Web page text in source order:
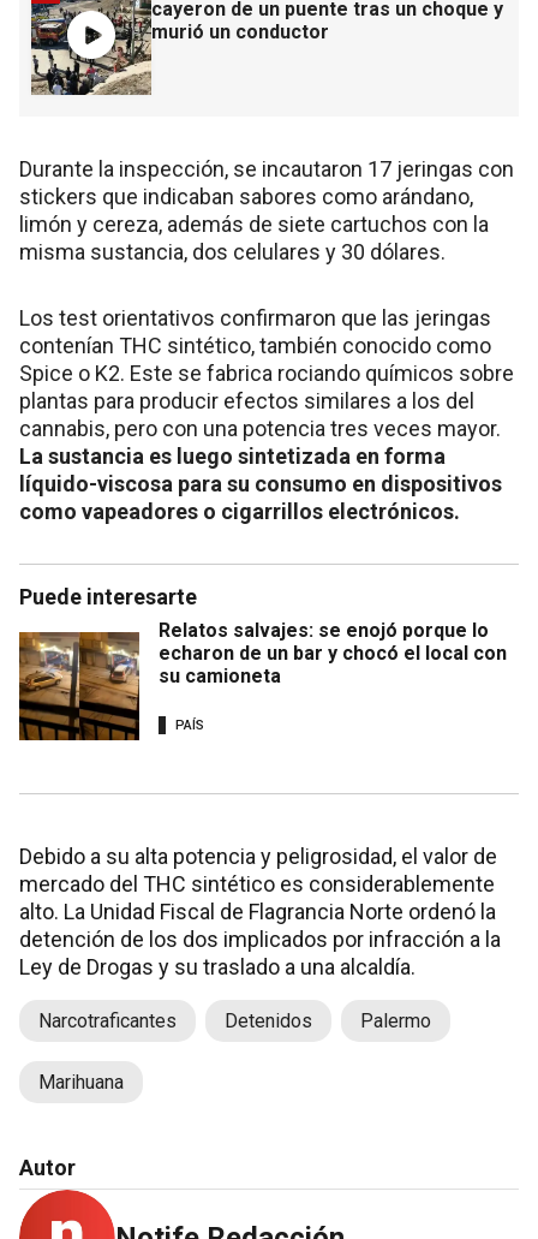
cayeron de un puente tras un choque y
murió un conductor
Durante la inspección, se incautaron 17 jeringas con
stickers que indicaban sabores como arándano,
limón y cereza, además de siete cartuchos con la
misma sustancia, dos celulares y 30 dólares.
Los test orientativos confirmaron que las jeringas
contenían THC sintético, también conocido como
Spice o K2. Este se fabrica rociando químicos sobre
plantas para producir efectos similares a los del
cannabis, pero con una potencia tres veces mayor.
La sustancia es luego sintetizada en forma
líquido-viscosa para su consumo en dispositivos
como vapeadores o cigarrillos electrónicos.
Puede interesarte
Relatos salvajes: se enojó porque lo
echaron de un bar y chocó el local con
su camioneta
PAÍS
Debido a su alta potencia y peligrosidad, el valor de
mercado del THC sintético es considerablemente
alto. La Unidad Fiscal de Flagrancia Norte ordenó la
detención de los dos implicados por infracción a la
Ley de Drogas y su traslado a una alcaldía.
Narcotraficantes Detenidos Palermo
Marihuana
Autor